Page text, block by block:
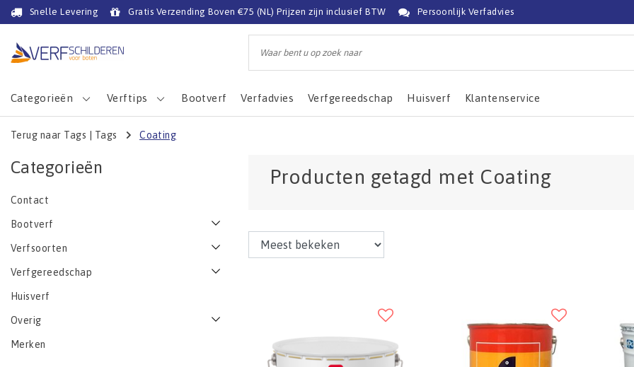
Snelle Levering Gratis Verzending Boven €75 (NL) Prijzen zijn inclusief BTW Persoonlijk Verfadvies
Categorieën Verftips Bootverf Verfadvies Verfgereedschap Huisverf Klantenservice
Terug naar Tags Tags Coating
Categorieën
Contact
Bootverf
Verfsoorten
Verfgereedschap
Huisverf
Overig
Merken
Producten getagd met Coating